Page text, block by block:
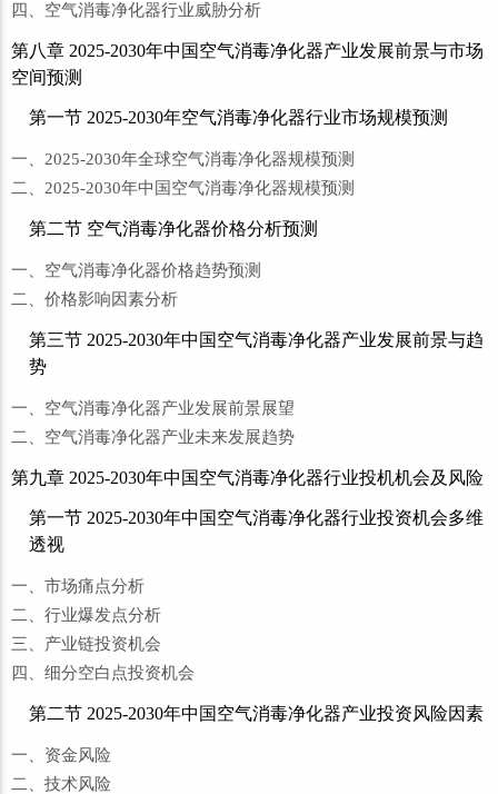
四、空气消毒净化器行业威胁分析
第八章 2025-2030年中国空气消毒净化器产业发展前景与市场
空间预测
第一节 2025-2030年空气消毒净化器行业市场规模预测
一、2025-2030年全球空气消毒净化器规模预测
二、2025-2030年中国空气消毒净化器规模预测
第二节 空气消毒净化器价格分析预测
一、空气消毒净化器价格趋势预测
二、价格影响因素分析
第三节 2025-2030年中国空气消毒净化器产业发展前景与趋
势
一、空气消毒净化器产业发展前景展望
二、空气消毒净化器产业未来发展趋势
第九章 2025-2030年中国空气消毒净化器行业投机机会及风险
第一节 2025-2030年中国空气消毒净化器行业投资机会多维
透视
一、市场痛点分析
二、行业爆发点分析
三、产业链投资机会
四、细分空白点投资机会
第二节 2025-2030年中国空气消毒净化器产业投资风险因素
一、资金风险
二、技术风险